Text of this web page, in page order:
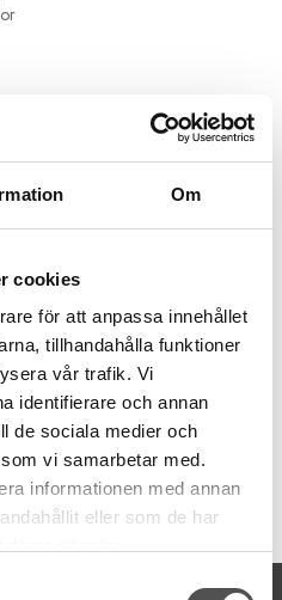
Om
cookies
för att anpassa innehållet
tillhandahålla funktioner
vår trafik. Vi
identifierare och annan
de sociala medier och
vi samarbetar med.
informationen med annan
eller som de har
Recensioner
trådrullar
med de två skruvar som
i symaskinens ordinarie
trådrullar användas men
overlocktrådar.
Se fliken för kompatibla